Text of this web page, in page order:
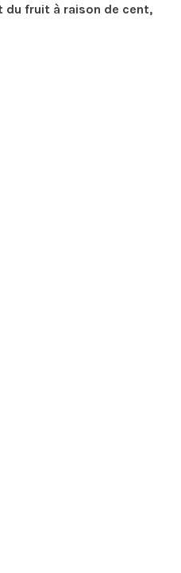
du fruit à raison de cent,